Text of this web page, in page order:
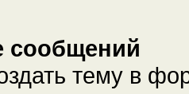
сообщений
тему в